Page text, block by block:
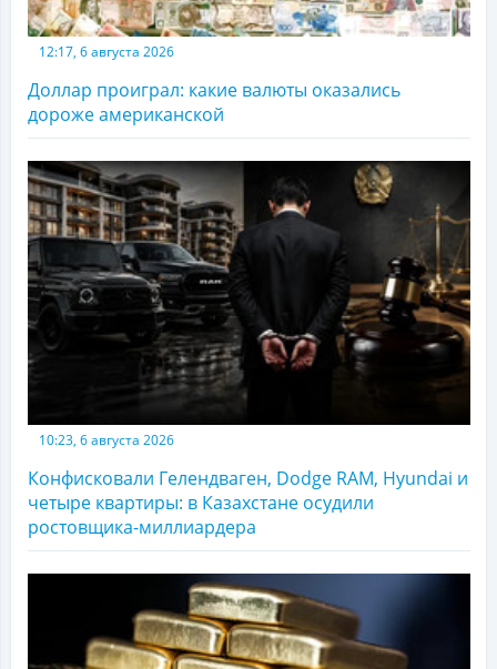
12:17, 6 августа 2026
Доллар проиграл: какие валюты оказались
дороже американской
10:23, 6 августа 2026
Конфисковали Гелендваген, Dodge RAM, Hyundai и
четыре квартиры: в Казахстане осудили
ростовщика-миллиардера